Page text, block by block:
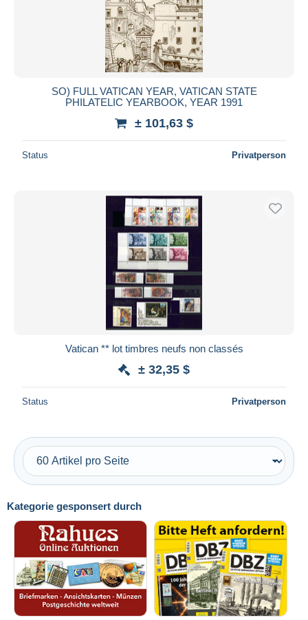
Kategorie gesponsert durch
SO) FULL VATICAN YEAR, VATICAN STATE
PHILATELIC YEARBOOK, YEAR 1991
± 101,63 $
Status Privatperson
Vatican ** lot timbres neufs non classés
± 32,35 $
Status Privatperson